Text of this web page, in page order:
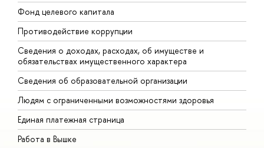
Фонд целевого капитала
Противодействие коррупции
Сведения о доходах, расходах, об имуществе и
обязательствах имущественного характера
Сведения об образовательной организации
Людям с ограниченными возможностями здоровья
Единая платежная страница
Работа в Вышке